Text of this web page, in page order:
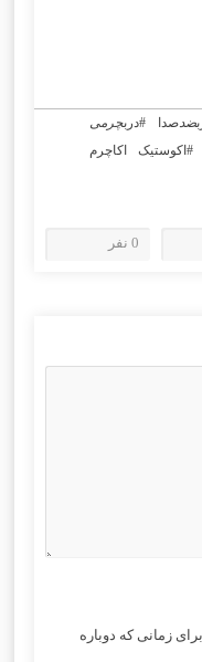
ضدصدا #دربچرمی
#اکوستیک اکاچرم
0 نفر
زمانی که دوباره